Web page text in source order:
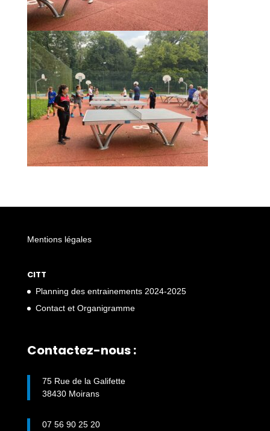
Mentions légales
CITT
Planning des entrainements 2024-2025
Contact et Organigramme
Contactez-nous :
75 Rue de la Galifette
38430 Moirans
07 56 90 25 20